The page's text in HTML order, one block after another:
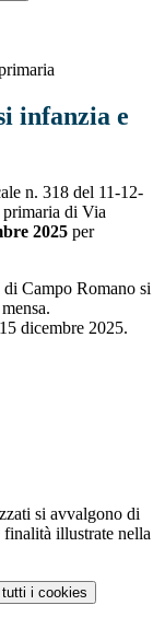
infanzia e
n. 318 del 11-12-
primaria di Via
2025 per
Campo Romano si
dicembre 2025.
si avvalgono di
illustrate nella
i cookies